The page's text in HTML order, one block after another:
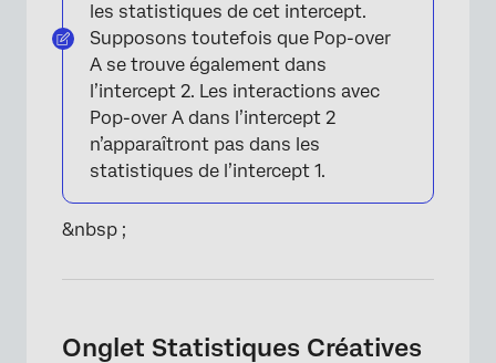
les statistiques de cet intercept.
Supposons toutefois que Pop-over
A se trouve également dans
l’intercept 2. Les interactions avec
Pop-over A dans l’intercept 2
n’apparaîtront pas dans les
statistiques de l’intercept 1.
&nbsp ;
Onglet Statistiques Créatives